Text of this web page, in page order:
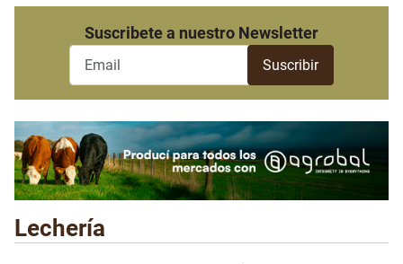
Suscribete a nuestro Newsletter
Lechería